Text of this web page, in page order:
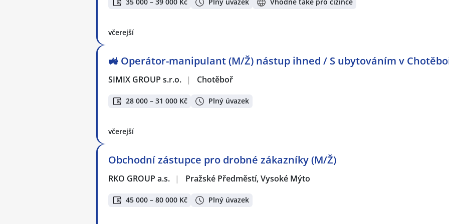
včerejší
🚜 Operátor-manipulant (M/Ž) nástup ihned / S ubytováním v
SIMIX GROUP s.r.o. | Chotěboř
28 000 – 31 000 Kč Plný úvazek
včerejší
Obchodní zástupce pro drobné zákazníky (M/Ž)
RKO GROUP a.s. | Pražské Předměstí, Vysoké Mýto
45 000 – 80 000 Kč Plný úvazek